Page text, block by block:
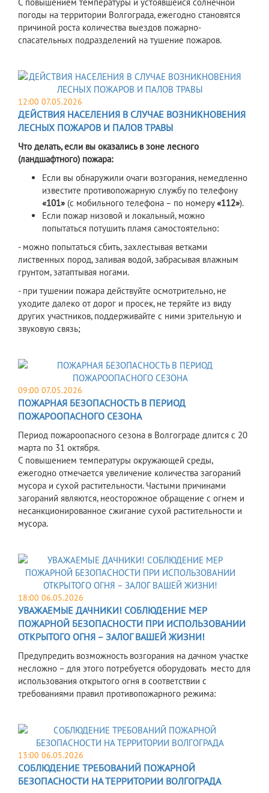
погоды на территории Волгограда, ежегодно становятся
причиной роста количества выездов пожарно-
спасательных подразделений на тушение пожаров.
12:00 07.05.2026
ДЕЙСТВИЯ НАСЕЛЕНИЯ В СЛУЧАЕ ВОЗНИКНОВЕНИЯ
ЛЕСНЫХ ПОЖАРОВ И ПАЛОВ ТРАВЫ
Что делать, если вы оказались в зоне лесного
(ландшафтного) пожара:
Если вы обнаружили очаги возгорания, немедленно
известите противопожарную службу по телефону
«101» (с мобильного телефона – по номеру«112»).
Если пожар низовой и локальный, можно
попытаться потушить пламя самостоятельно:
- можно попытаться сбить, захлестывая ветками
лиственных пород, заливая водой, забрасывая влажным
грунтом, затаптывая ногами.
- при тушении пожара действуйте осмотрительно, не
уходите далеко от дорог и просек, не теряйте из виду
других участников, поддерживайте с ними зрительную и
звуковую связь;
09:00 07.05.2026
ПОЖАРНАЯ БЕЗОПАСНОСТЬ В ПЕРИОД
ПОЖАРООПАСНОГО СЕЗОНА
Период пожароопасного сезона в Волгограде длится с 20
марта по 31 октября.
С повышением температуры окружающей среды,
ежегодно отмечается увеличение количества загораний
мусора и сухой растительности. Частыми причинами
загораний являются, неосторожное обращение с огнем и
несанкционированное сжигание сухой растительности и
мусора.
18:00 06.05.2026
УВАЖАЕМЫЕ ДАЧНИКИ! СОБЛЮДЕНИЕ МЕР
ПОЖАРНОЙ БЕЗОПАСНОСТИ ПРИ ИСПОЛЬЗОВАНИИ
ОТКРЫТОГО ОГНЯ – ЗАЛОГ ВАШЕЙ ЖИЗНИ!
Предупредить возможность возгорания на дачном участке
несложно – для этого потребуется оборудовать место для
использования открытого огня в соответствии с
требованиями правил противопожарного режима:
13:00 06.05.2026
СОБЛЮДЕНИЕ ТРЕБОВАНИЙ ПОЖАРНОЙ
БЕЗОПАСНОСТИ НА ТЕРРИТОРИИ ВОЛГОГРАДА